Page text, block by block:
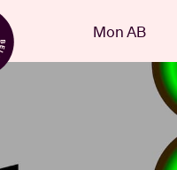
FRMon AB